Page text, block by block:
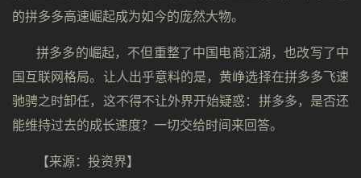
的拼多多高速崛起成为如今的庞然大物。
拼多多的崛起，不但重整了中国电商江湖，也改写了中
国互联网格局。让人出乎意料的是，黄峥选择在拼多多飞速
驰骋之时卸任，这不得不让外界开始疑惑：拼多多，是否还
能维持过去的成长速度？一切交给时间来回答。
【来源：投资界】